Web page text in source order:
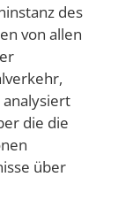
des
von allen
analysiert
die die
über